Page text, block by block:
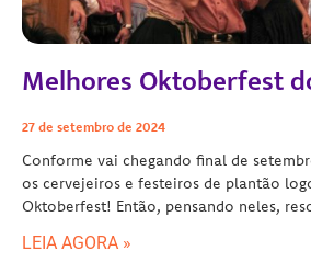
Melhores Oktoberfest
27 de setembro de 2024
Conforme vai chegando final de
os cervejeiros e festeiros de plantão
Oktoberfest! Então, pensando neles,
LEIA AGORA »